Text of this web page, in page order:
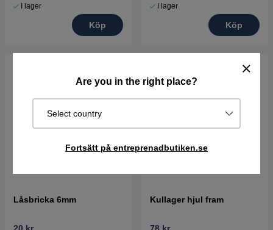
Are you in the right place?
Select country
Fortsätt på entreprenadbutiken.se
I lager
Köp
I lager
Köp
Låsbricka 6mm
20 kr
Kullager hjul fram
78 kr